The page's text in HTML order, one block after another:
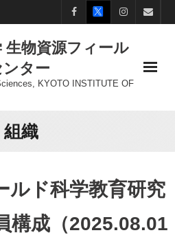
生物資源フィール
ンター
KYOTO INSTITUTE OF
組織
ルド科学教育研究
構成（2025.08.01